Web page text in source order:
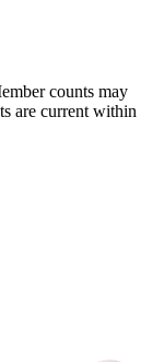
counts may
are current within